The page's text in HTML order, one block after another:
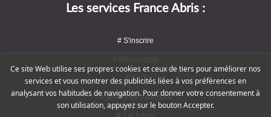
Les services France Abris :
# S'inscrire
# FAQ
# Modes de paiement
Ce site Web utilise ses propres cookies et ceux de tiers pour améliorer nos
services et vous montrer des publicités liées à vos préférences en
analysant vos habitudes de navigation. Pour donner votre consentement à
son utilisation, appuyez sur le bouton Accepter.